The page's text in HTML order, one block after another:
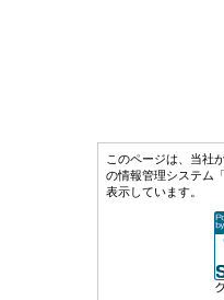
このページは、当社
の情報管理システム
表示しています。